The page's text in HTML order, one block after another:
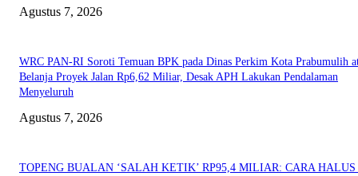
Agustus 7, 2026
WRC PAN-RI Soroti Temuan BPK pada Dinas Perkim Kota Prabumulih
Belanja Proyek Jalan Rp6,62 Miliar, Desak APH Lakukan Pendalaman
Menyeluruh
Agustus 7, 2026
TOPENG BUALAN ‘SALAH KETIK’ RP95,4 MILIAR: CARA HALUS